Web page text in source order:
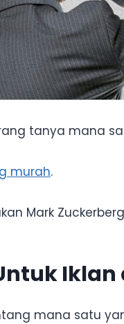
tanya mana
murah.
Mark
Iklan
mana satu